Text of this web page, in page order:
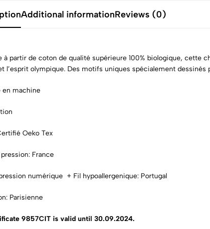
Additional informationReviews (0)
à partir de coton de qualité supérieure 100% biologique, cette
l’esprit olympique. Des motifs uniques spécialement
en machine
Oeko Tex
France
numérique + Fil hypoallergenique: Portugal
Parisienne
9857CIT is valid until 30.09.2024.